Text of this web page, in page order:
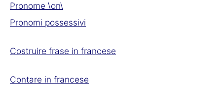
Pronome \on\
Pronomi possessivi
Costruire frase in francese
Contare in francese